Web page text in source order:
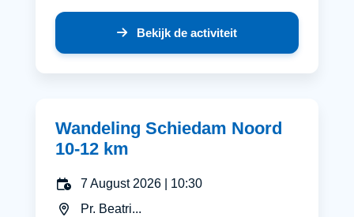
Bekijk de activiteit
Wandeling Schiedam Noord
10-12 km
7 August 2026 | 10:30
Pr. Beatri...